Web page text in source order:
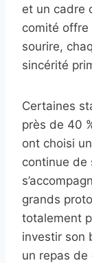
et un cadre
comité offre
sourire,
sincérité
Certaines
près de 40
ont choisi
continue de
grands
totalement
investir son
un repas de